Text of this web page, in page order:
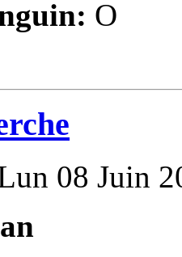
O
08 Juin